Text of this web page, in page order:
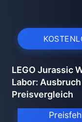
LEGO Jurassic
Labor:
Preisvergleich